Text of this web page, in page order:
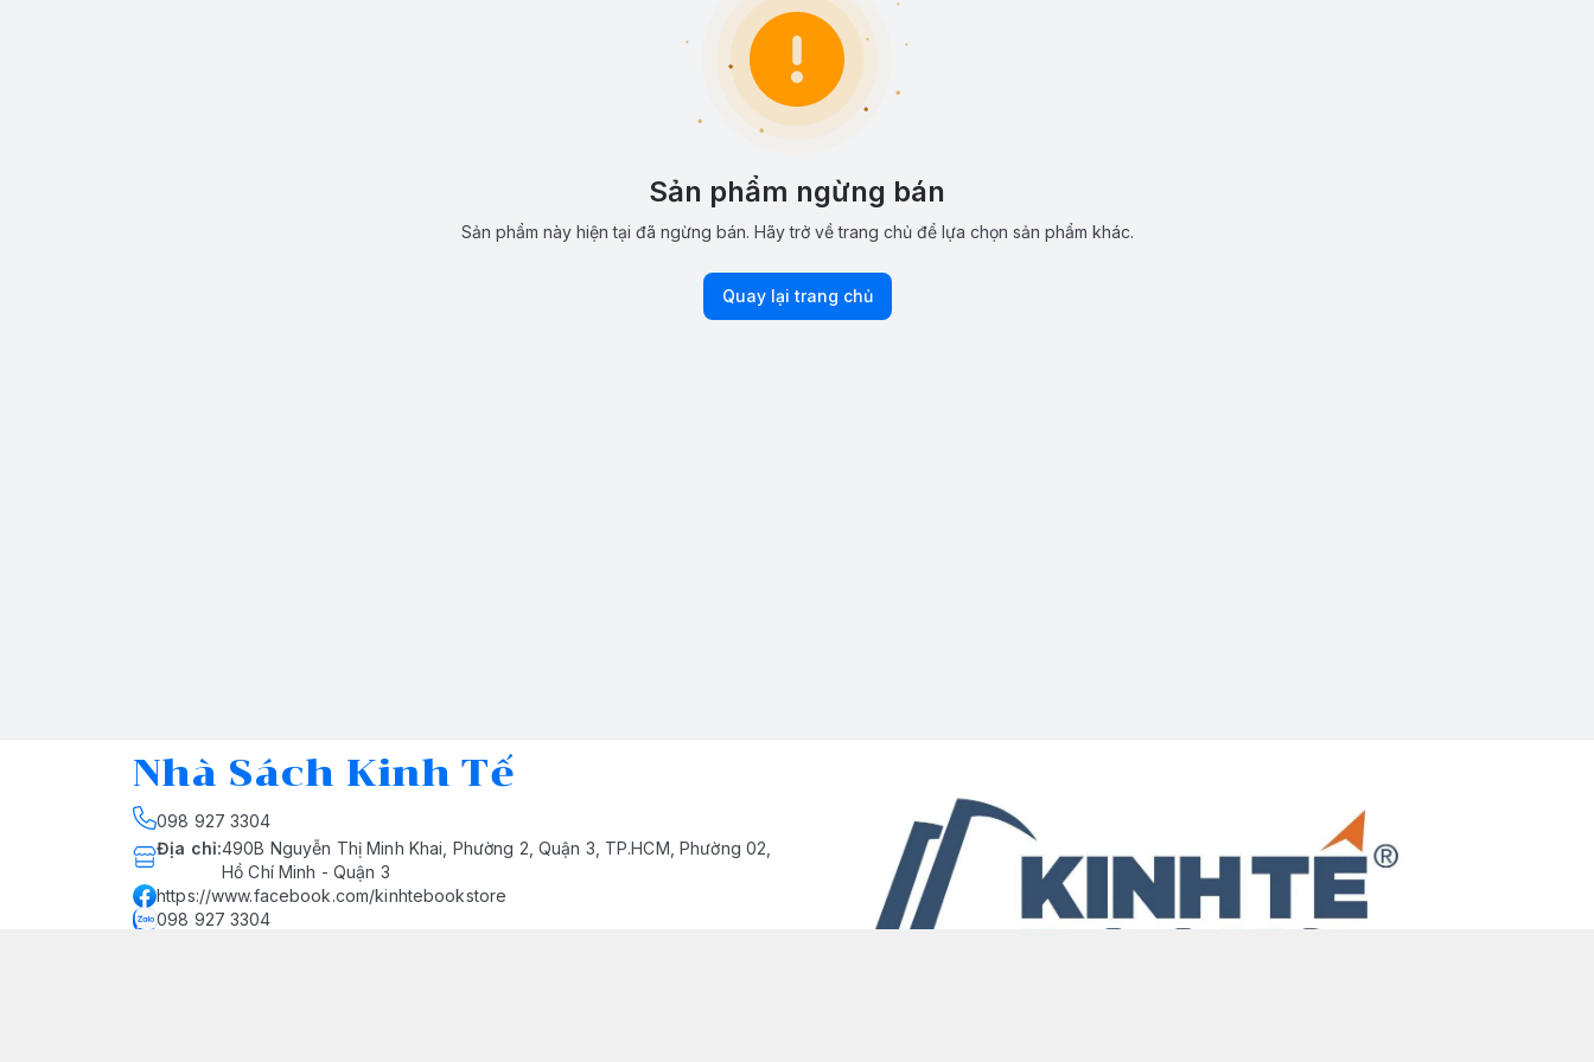
Sản phẩm ngừng bán
Sản phẩm này hiện tại đã ngừng bán. Hãy trở về trang chủ để lựa chọn sản phẩm khác.
Quay lại trang chủ
Nhà Sách Kinh Tế
098 927 3304
Địa chỉ:490B Nguyễn Thị Minh Khai, Phường 2, Quận 3, TP.HCM, Phường 02,
Hồ Chí Minh - Quận 3
https://www.facebook.com/kinhtebookstore
098 927 3304